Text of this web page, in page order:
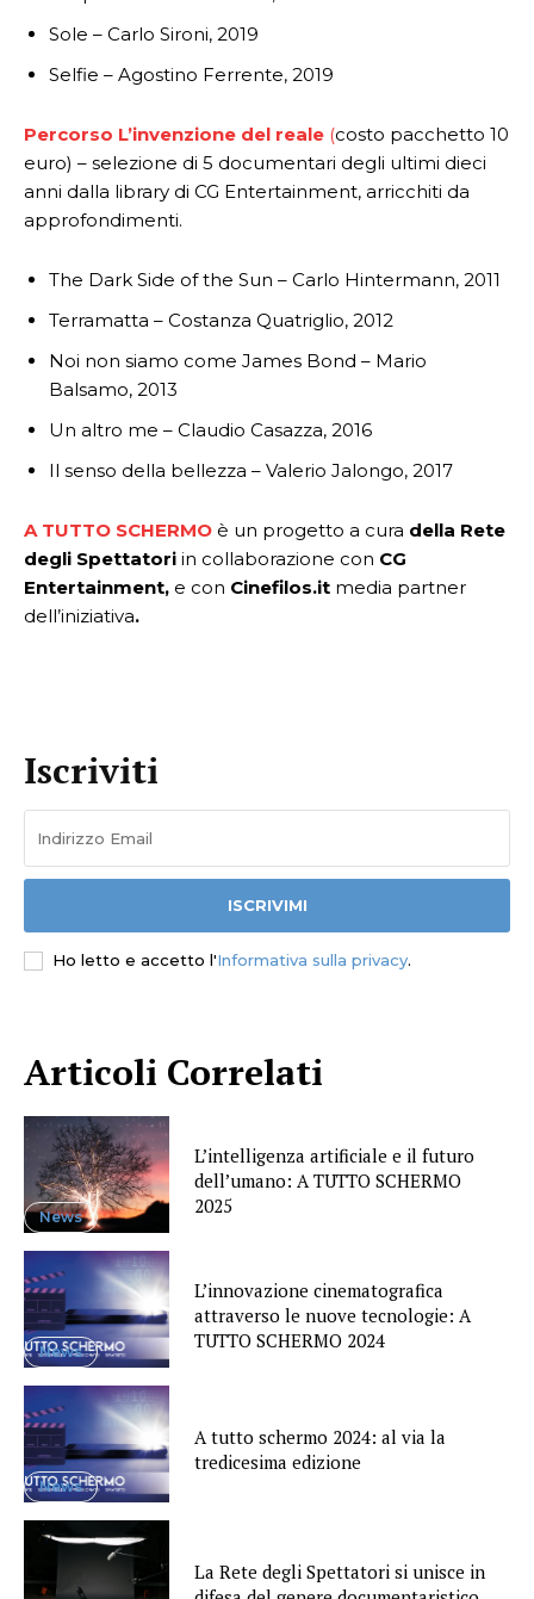
Sole – Carlo Sironi, 2019
Selfie – Agostino Ferrente, 2019
Percorso L’invenzione del reale (costo pacchetto 10
euro) – selezione di 5 documentari degli ultimi dieci
anni dalla library di CG Entertainment, arricchiti da
approfondimenti.
The Dark Side of the Sun – Carlo Hintermann, 2011
Terramatta – Costanza Quatriglio, 2012
Noi non siamo come James Bond – Mario
Balsamo, 2013
Un altro me – Claudio Casazza, 2016
Il senso della bellezza – Valerio Jalongo, 2017
A TUTTO SCHERMO è un progetto a cura della Rete
degli Spettatori in collaborazione con CG
Entertainment, e con Cinefilos.it media partner
dell’iniziativa.
Iscriviti
ISCRIVIMI
Ho letto e accetto l'Informativa sulla privacy.
Articoli Correlati
News
L’intelligenza artificiale e il futuro
dell’umano: A TUTTO SCHERMO
2025
News
L’innovazione cinematografica
attraverso le nuove tecnologie: A
TUTTO SCHERMO 2024
News
A tutto schermo 2024: al via la
tredicesima edizione
La Rete degli Spettatori si unisce in